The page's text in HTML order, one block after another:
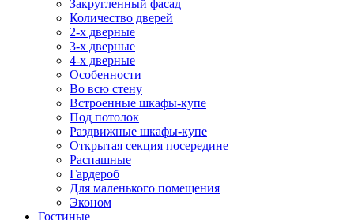
Закругленный фасад
Количество дверей
2-х дверные
3-х дверные
4-х дверные
Особенности
Во всю стену
Встроенные шкафы-купе
Под потолок
Раздвижные шкафы-купе
Открытая секция посередине
Распашные
Гардероб
Для маленького помещения
Эконом
Гостиные